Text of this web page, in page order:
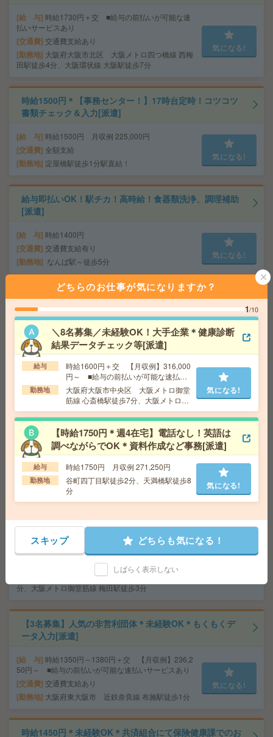
給 与 時給1730円＋交 ■給与の前払いが可能な速
払いサービスあり
交通費 交通費支給あり
勤務地 大阪府大阪市北区 大阪メトロ四つ橋線 西梅
田駅徒歩4分、大阪環状線 大阪駅徒歩7分
気になる!
時給1500円＊【事務センター！】17時台定時！コツコツ
書類チェック＆入力[派遣]
給 与 時給1500円 月収例 225,000円
交通費 全額支給
勤務地 淀屋橋駅徒歩1分駅直結！
気になる!
給与即払いOK！駅チカ！高時給！食器類洗浄、調理補助
[派遣]
給 与 時給1400円
交通費 交通費支給有り
勤務地 なんば駅～徒歩5分
気になる!
時給1500円＊《在宅あり》人気の学校事務！髪色＆ネイ
ル自由です！なんば駅[派遣]
給 与 時給1500円 月収例 240,000円
交通費 全額支給
勤務地 心斎橋駅徒歩5分、なんば(南海線)駅徒歩5
分 ※最寄り駅から歩いてスグ！通勤しやすい好立地！
《お時間給1700円！》実働5～6時間×経理未でもOK[派
遣]
給 与 時給1700円 月収例 204,000円
交通費 全額支給
勤務地 谷町四丁目駅徒歩3分
気になる!
完全在宅可＊未経験OK！時給1500円！人材サービス企業
給 与 時給1500円＋交 【月収例】240,000円～ ■
給与の前払いが可能な速払いサービスあり
交通費支給あり
大阪府大阪市北区 大阪環状線 大阪駅徒歩7
分、大阪メトロ御堂筋線 梅田駅徒歩3分
【3名募集】人気の非営利団体＊未経験OK＊もくもくデ
ータ入力[派遣]
給 与 時給1350円～1380円＋交 【月収例】236,2
50円～ ■給与の前払いが可能な速払いサービスあり
交通費 交通費支給あり
勤務地 大阪府東大阪市 近鉄奈良線 布施駅徒歩1分
気になる!
時給1450円＊未経験OK＊共済組合にて保険健康課でのお
どちらのお仕事が気になりますか？
1/10
＼8名募集／未経験OK！大手企業＊健康診断
結果データチェック等[派遣]
給与
時給1600円＋交 【月収例】316,000
円～ ■給与の前払いが可能な速払い
サービスあり
勤務地
大阪府大阪市中央区 大阪メトロ御堂
筋線 心斎橋駅徒歩7分、大阪メトロ御
堂筋線 本町駅徒歩7分
気になる!
【時給1750円＊週4在宅】電話なし！英語は
調べながらでOK＊資料作成など事務[派遣]
給与 時給1750円 月収例 271,250円
勤務地
谷町四丁目駅徒歩2分、天満橋駅徒歩8
分
気になる!
スキップ どちらも気になる！
しばらく表示しない